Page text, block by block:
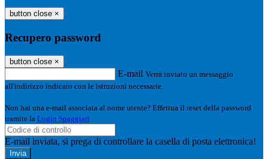
button close ×
Recupero password
button close ×
E-mail Verrà inviato un messaggio
all'indirizzo indicato con le istruzioni necessarie.
Non hai una e-mail associata al nome utente? Effettua il reset della password
tramite la Login Spaggiari
E-mail inviata, si prega di controllare la casella di posta elettronica!